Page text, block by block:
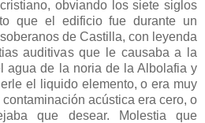
obviando los siete siglos
que el edificio fue durante un
de Castilla, con leyenda
auditivas que le causaba a la
agua de la noria de la Albolafia y
el liquido elemento, o era muy
acústica era cero, o
que desear. Molestia que